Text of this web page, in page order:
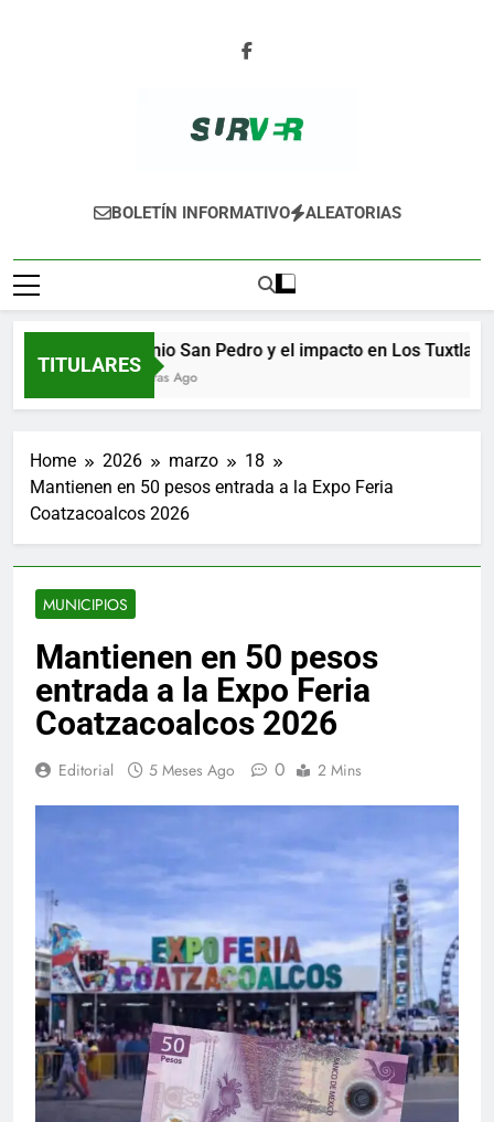
SURVER
BOLETÍN INFORMATIVO ALEATORIAS
TITULARES
Ingenio San Pedro y el impacto en Los Tuxtlas
12 Horas Ago
Home 2026 marzo
18
Mantienen en 50 pesos entrada a la Expo Feria
Coatzacoalcos 2026
MUNICIPIOS
Mantienen en 50 pesos
entrada a la Expo Feria
Coatzacoalcos 2026
Editorial 5 Meses Ago 0 2 Mins